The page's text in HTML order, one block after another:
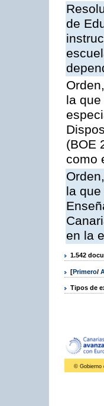
de
la
(BOE
como
la
en la
1.542
[Primero/
Tipos de
© Gobierno